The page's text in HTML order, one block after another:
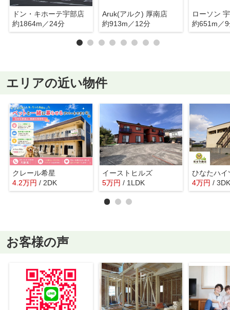
ドン・キホーテ宇部店
約1864m／24分
Aruk(アルク) 厚南店
約913m／12分
約651m／
エリアの近い物件
クレール希星
4.2万円 / 2DK
イーストヒルズ
5万円 / 1LDK
ひなたハイ
4万円 / 3DK
お客様の声